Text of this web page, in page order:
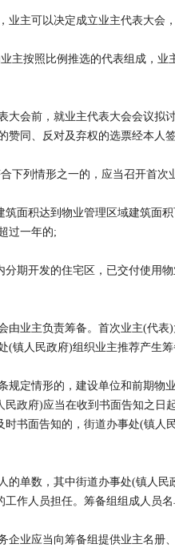
主可以决定成立业主代表大会
按照比例推选的代表组成，业
会前，就业主代表大会会议拟
赞同、反对及弃权的选票经本人
列情形之一的，应当召开首次
积达到物业管理区域建筑面积
过一年的;
开发的住宅区，已交付使用物
业主负责筹备。首次业主(代表)
(镇人民政府)组织业主推荐产生
定情形的，建设单位和前期物
民政府)应当在收到书面告知之日
时书面告知的，街道办事处(镇人
单数，其中街道办事处(镇人民
工作人员担任。筹备组组成人员
业应当向筹备组提供业主名册